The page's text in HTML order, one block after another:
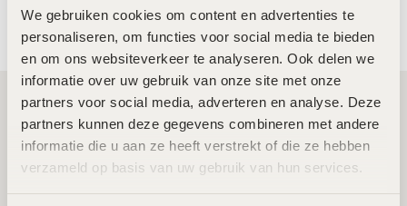
We gebruiken cookies om content en advertenties te
personaliseren, om functies voor social media te bieden
en om ons websiteverkeer te analyseren. Ook delen we
informatie over uw gebruik van onze site met onze
partners voor social media, adverteren en analyse. Deze
partners kunnen deze gegevens combineren met andere
informatie die u aan ze heeft verstrekt of die ze hebben
verzameld op basis van uw gebruik van hun services.
Twee toplocaties in Amsterdam Noord en
Zuid